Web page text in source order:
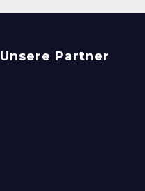
Unsere Partner